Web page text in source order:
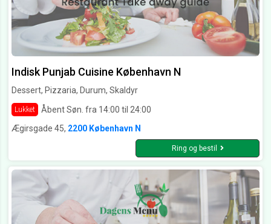
Indisk Punjab Cuisine København N
Dessert, Pizzaria, Durum, Skaldyr
Lukket
Åbent Søn. fra 14:00 til 24:00
Ægirsgade 45, 2200 København N
Ring og bestil